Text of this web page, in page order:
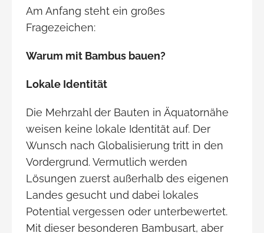
Am Anfang steht ein großes
Fragezeichen:
Warum mit Bambus bauen?
Lokale Identität
Die Mehrzahl der Bauten in Äquatornähe
weisen keine lokale Identität auf. Der
Wunsch nach Globalisierung tritt in den
Vordergrund. Vermutlich werden
Lösungen zuerst außerhalb des eigenen
Landes gesucht und dabei lokales
Potential vergessen oder unterbewertet.
Mit dieser besonderen Bambusart, aber